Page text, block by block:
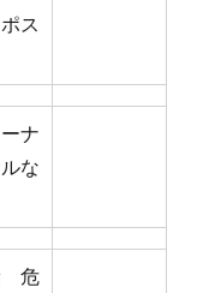
ス
ナ
な
危